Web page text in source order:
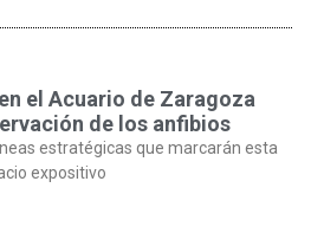
el Acuario de Zaragoza
de los anfibios
estratégicas que marcarán esta
expositivo